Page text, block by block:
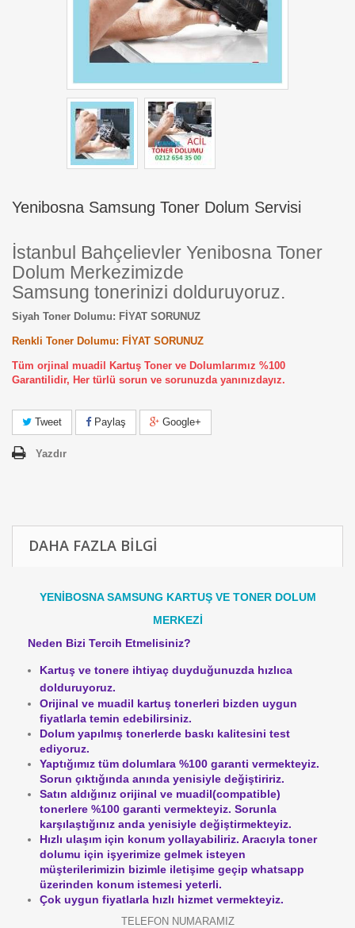
Yenibosna Samsung Toner Dolum Servisi
İstanbul Bahçelievler Yenibosna Toner
Dolum Merkezimizde
Samsung tonerinizi dolduruyoruz.
Siyah Toner Dolumu: FİYAT SORUNUZ
Renkli Toner Dolumu: FİYAT SORUNUZ
Tüm orjinal muadil Kartuş Toner ve Dolumlarımız %100
Garantilidir, Her türlü sorun ve sorunuzda yanınızdayız.
Tweet Paylaş Google+
Yazdır
DAHA FAZLA BILGI
YENİBOSNA SAMSUNG KARTUŞ VE TONER DOLUM
MERKEZİ
Neden Bizi Tercih Etmelisiniz?
Kartuş ve tonere ihtiyaç duyduğunuzda hızlıca
dolduruyoruz.
Orijinal ve muadil kartuş tonerleri bizden uygun
fiyatlarla temin edebilirsiniz.
Dolum yapılmış tonerlerde baskı kalitesini test
ediyoruz.
Yaptığımız tüm dolumlara %100 garanti vermekteyiz.
Sorun çıktığında anında yenisiyle değiştiririz.
Satın aldığınız orijinal ve muadil(compatible)
tonerlere %100 garanti vermekteyiz. Sorunla
karşılaştığınız anda yenisiyle değiştirmekteyiz.
Hızlı ulaşım için konum yollayabiliriz. Aracıyla toner
dolumu için işyerimize gelmek isteyen
müşterilerimizin bizimle iletişime geçip whatsapp
üzerinden konum istemesi yeterli.
Çok uygun fiyatlarla hızlı hizmet vermekteyiz.
TELEFON NUMARAMIZ